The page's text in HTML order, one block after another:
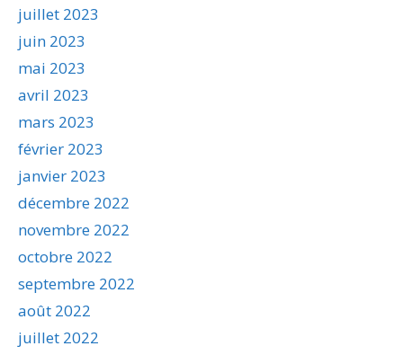
juillet 2023
juin 2023
mai 2023
avril 2023
mars 2023
février 2023
janvier 2023
décembre 2022
novembre 2022
octobre 2022
septembre 2022
août 2022
juillet 2022